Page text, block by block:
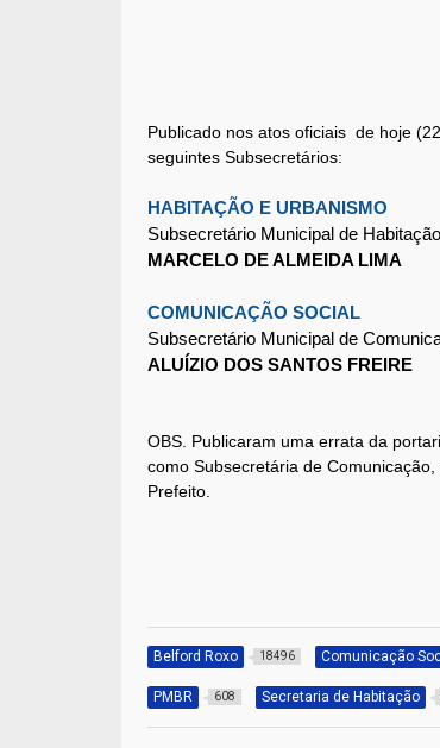
Publicado nos atos oficiais de hoje
seguintes Subsecretários:
HABITAÇÃO E URBANISMO
Subsecretário Municipal de
MARCELO DE ALMEIDA LIMA
COMUNICAÇÃO SOCIAL
Subsecretário Municipal de
ALUÍZIO DOS SANTOS FREIRE
OBS. Publicaram uma errata da
como Subsecretária de
Prefeito.
Belford Roxo 18496 Comunicação
PMBR 608 Secretaria de Habitação